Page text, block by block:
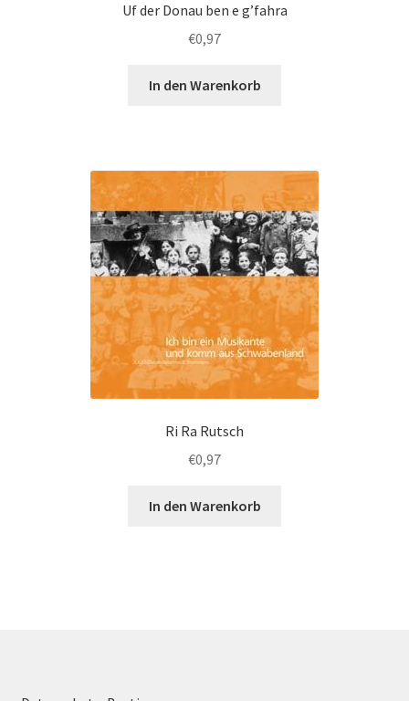
Uf der Donau ben e g’fahra
€0,97
In den Warenkorb
Ri Ra Rutsch
€0,97
In den Warenkorb